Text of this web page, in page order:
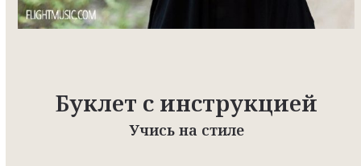
Буклет с инструкцией
Учись на стиле